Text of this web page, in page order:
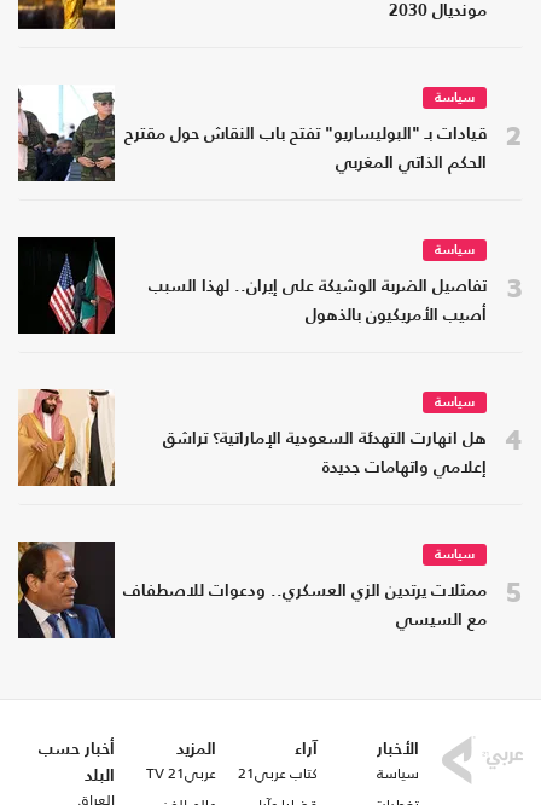
مونديال 2030
2
سياسة
قيادات بـ "البوليساريو" تفتح باب النقاش حول مقترح
الحكم الذاتي المغربي
3
سياسة
تفاصيل الضربة الوشيكة على إيران.. لهذا السبب
أصيب الأمريكيون بالذهول
4
سياسة
هل انهارت التهدئة السعودية الإماراتية؟ تراشق
إعلامي واتهامات جديدة
5
سياسة
ممثلات يرتدين الزي العسكري.. ودعوات للاصطفاف
مع السيسي
الأخبار
سياسة
آراء
كتاب عربي21
المزيد
عربي21 TV
أخبار حسب
البلد